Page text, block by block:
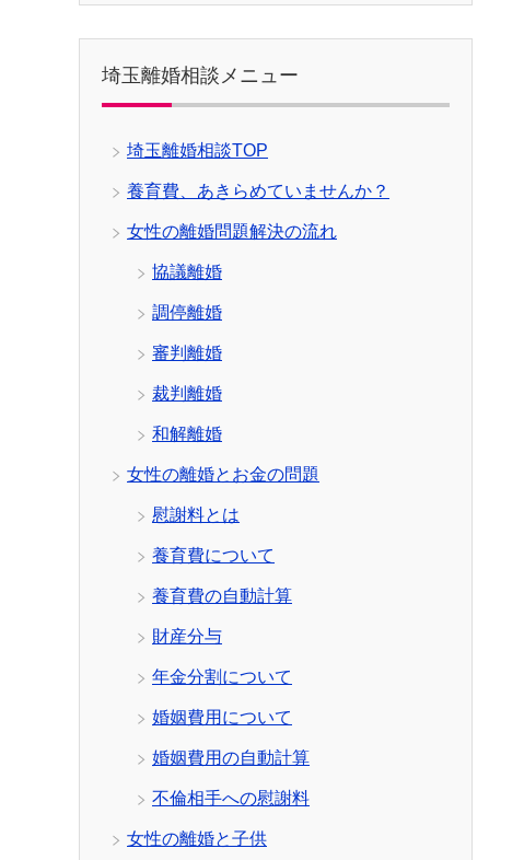
埼玉離婚相談メニュー
埼玉離婚相談TOP
養育費、あきらめていませんか？
女性の離婚問題解決の流れ
協議離婚
調停離婚
審判離婚
裁判離婚
和解離婚
女性の離婚とお金の問題
慰謝料とは
養育費について
養育費の自動計算
財産分与
年金分割について
婚姻費用について
婚姻費用の自動計算
不倫相手への慰謝料
女性の離婚と子供